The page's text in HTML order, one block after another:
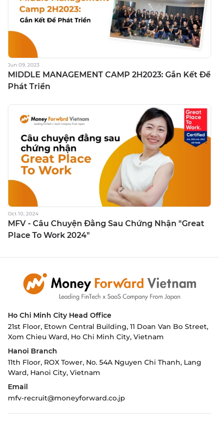
Jun 09, 2023
MIDDLE MANAGEMENT CAMP 2H2023: Gắn Kết Để
Phát Triển
Oct 10, 2024
MFV - Câu Chuyện Đằng Sau Chứng Nhận "Great
Place To Work 2024"
Ho Chi Minh City Head Office
21st Floor, Etown Central Building, 11 Doan Van Bo Street,
Xom Chieu Ward, Ho Chi Minh City, Vietnam
Hanoi Branch
11th Floor, ROX Tower, No. 54A Nguyen Chi Thanh, Lang
Ward, Hanoi City, Vietnam
Email
mfv-recruit@moneyforward.co.jp